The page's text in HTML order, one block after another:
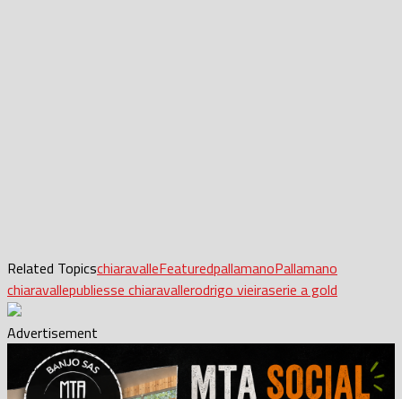
Related TopicschiaravalleFeaturedpallamanoPallamano
chiaravallepubliesse chiaravallerodrigo vieiraserie a gold
Advertisement